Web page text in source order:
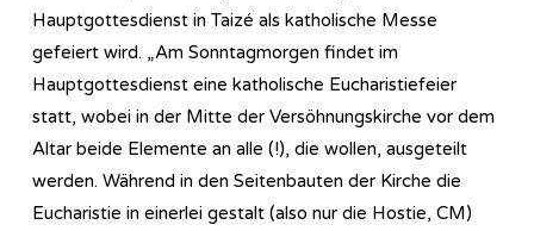
Hauptgottesdienst in Taizé als katholische Messe
gefeiert wird. „Am Sonntagmorgen findet im
Hauptgottesdienst eine katholische Eucharistiefeier
statt, wobei in der Mitte der Versöhnungskirche vor dem
Altar beide Elemente an alle (!), die wollen, ausgeteilt
werden. Während in den Seitenbauten der Kirche die
Eucharistie in einerlei gestalt (also nur die Hostie, CM)